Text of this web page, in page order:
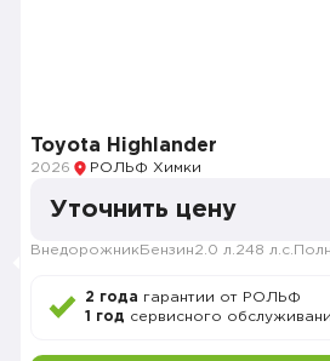
Toyota Highlander
2026 РОЛЬФ Химки
Уточнить цену
Внедорожник Бензин2.0 л. 248 л.с.
2 года гарантии от РОЛЬФ
1 год сервисного